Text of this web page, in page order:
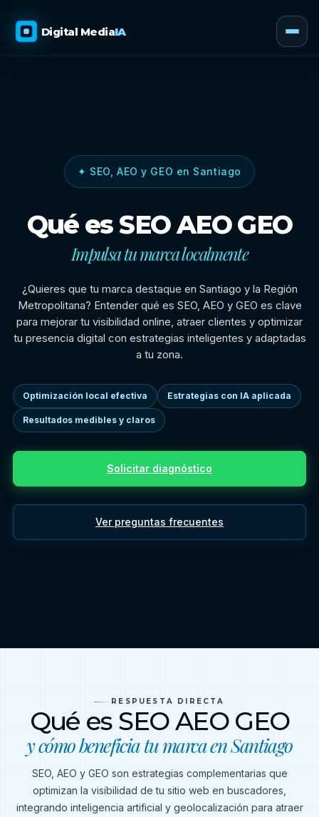
Digital MediaIA
✦ SEO, AEO y GEO en Santiago
Qué es SEO AEO GEO
Impulsa tu marca localmente
¿Quieres que tu marca destaque en Santiago y la Región
Metropolitana? Entender qué es SEO, AEO y GEO es clave
para mejorar tu visibilidad online, atraer clientes y optimizar
tu presencia digital con estrategias inteligentes y adaptadas
a tu zona.
Optimización local efectiva Estrategias con IA aplicada
Resultados medibles y claros
Solicitar diagnóstico
Ver preguntas frecuentes
RESPUESTA DIRECTA
Qué es SEO AEO GEO
y cómo beneficia tu marca en Santiago
SEO, AEO y GEO son estrategias complementarias que
optimizan la visibilidad de tu sitio web en buscadores,
integrando inteligencia artificial y geolocalización para atraer